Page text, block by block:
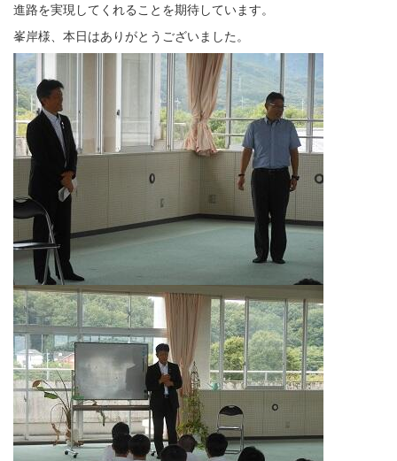
進路を実現してくれることを期待しています。
峯岸様、本日はありがとうございました。